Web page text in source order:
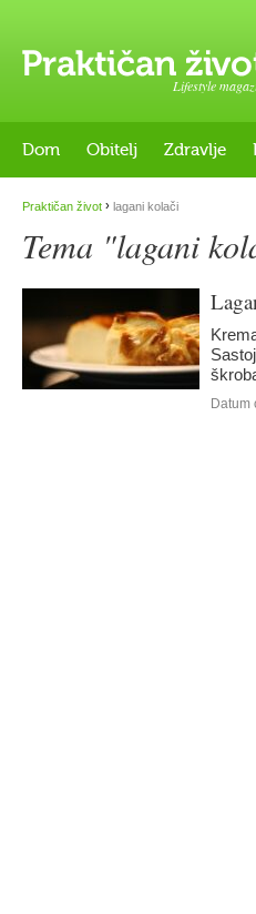
Lifestyle
Dom Obitelj Zdravlje
Praktičan život › lagani kolači
Tema "lagani
Datum